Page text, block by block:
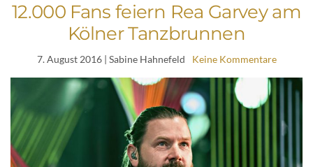
12.000 Fans feiern Rea Garvey am
Kölner Tanzbrunnen
7. August 2016| Sabine Hahnefeld Keine Kommentare